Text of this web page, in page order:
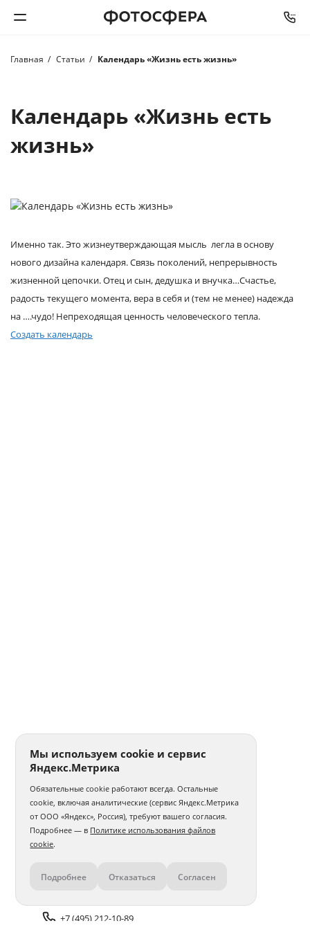
Фотокниги
Календари
Багетная мастерская
Главная Статьи Календарь «Жизнь есть жизнь»
Календарь «Жизнь есть
жизнь»
Именно так. Это жизнеутверждающая мысль легла в основу
нового дизайна календаря. Связь поколений, непрерывность
жизненной цепочки. Отец и сын, дедушка и внучка…Счастье,
радость текущего момента, вера в себя и (тем не менее) надежда
на ….чудо! Непреходящая ценность человеческого тепла.
Создать календарь
Контакты
+7 (495) 212-10-89
Мы используем cookie и сервис
Яндекс.Метрика
Обязательные cookie работают всегда. Остальные
cookie, включая аналитические (сервис Яндекс.Метрика
от ООО «Яндекс», Россия), требуют вашего согласия.
Подробнее — в Политике использования файлов
cookie.
Подробнее Отказаться Согласен